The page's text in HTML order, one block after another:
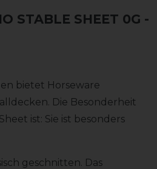
STABLE SHEET 0G -
bietet Horseware
Die Besonderheit
ist: Sie ist besonders
geschnitten. Das